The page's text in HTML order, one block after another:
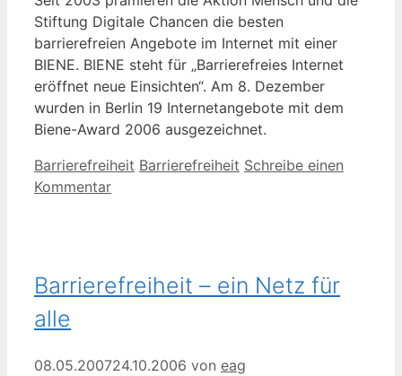
Stiftung Digitale Chancen die besten
barrierefreien Angebote im Internet mit einer
BIENE. BIENE steht für „Barrierefreies Internet
eröffnet neue Einsichten“. Am 8. Dezember
wurden in Berlin 19 Internetangebote mit dem
Biene-Award 2006 ausgezeichnet.
Kategorien
Barrierefreiheit Schlagwörter
Barrierefreiheit Schreibe einen
Kommentar
Barrierefreiheit – ein Netz für
alle
08.05.200724.10.2006 von eag